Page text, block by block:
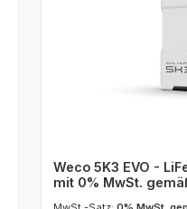
Weco 5K3 EVO -
mit 0% MwSt.